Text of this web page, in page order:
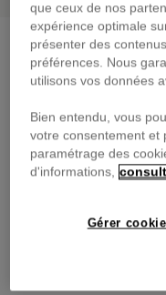
Payez en 4 fois sans
🔒Paiement sécurisé &
DESCRIPTION
COMPOSITION
que ceux de nos
expérience optimale
présenter des
préférences. Nous
utilisons vos données
Bien entendu, vous
votre consentement et
paramétrage des
d'informations,
Gérer